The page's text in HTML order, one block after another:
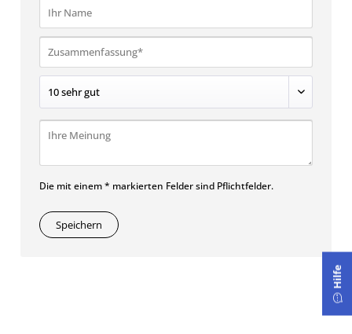
Die mit einem * markierten Felder sind Pflichtfelder.
Speichern
Hilfe